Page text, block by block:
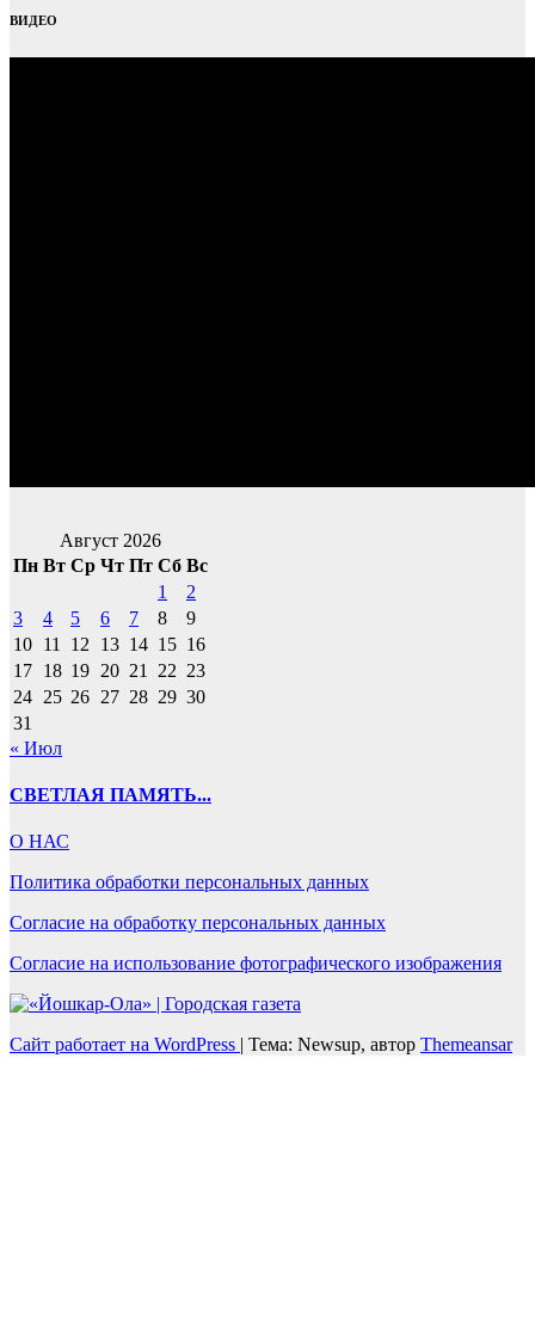
ВИДЕО
Август 2026
Пн Вт Ср Чт Пт Сб Вс
1
2
3
4 5 6 7 8
9
10 11 12 13 14 15 16
17 18 19 20 21 22 23
24 25 26 27 28 29 30
31
« Июл
СВЕТЛАЯ ПАМЯТЬ...
О НАС
Политика обработки персональных данных
Согласие на обработку персональных данных
Согласие на использование фотографического изображения
Сайт работает на WordPress | Тема: Newsup, автор Themeansar